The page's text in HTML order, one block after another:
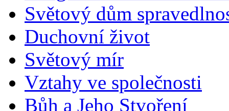
Světový dům
Duchovní život
Světový mír
Vztahy ve společnosti
Bůh a Jeho Stvoření